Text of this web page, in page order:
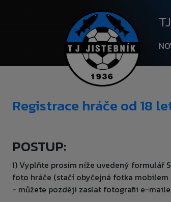
AKCE▾
AREÁL▾
FANOUŠCI▾
Registrace hráče od 18
POSTUP:
1) Vyplňte prosím níže uvedený formulář
foto hráče (stačí obyčejná fotka
- můžete později zaslat fotografii e-